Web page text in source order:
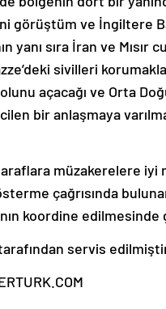
ve İngiltere
yanı sıra İran ve
sivilleri
açacağı ve Orta
bir anlaşmaya
çağrısında
koordine